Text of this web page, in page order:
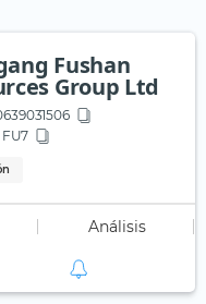
Fushan
Group Ltd
FU7
Análisis